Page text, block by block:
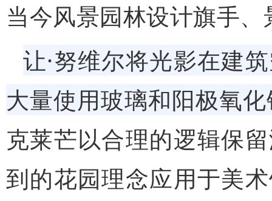
当今风景园林设计旗手、
让·努维尔将光影在建
大量使用玻璃和阳极氧
克莱芒以合理的逻辑保
到的花园理念应用于美